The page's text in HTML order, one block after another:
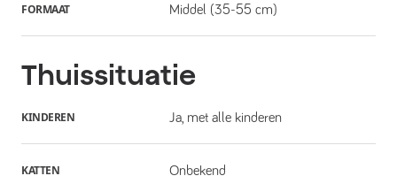
FORMAAT Middel (35-55 cm)
Thuissituatie
KINDEREN Ja, met alle kinderen
KATTEN Onbekend